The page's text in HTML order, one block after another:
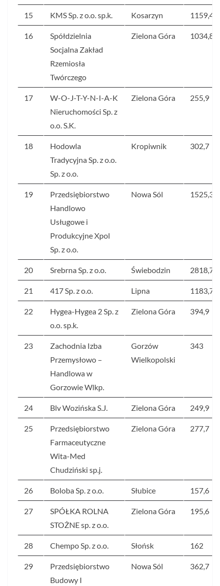
15 KMS Sp. z o.o. sp.k. Kosarzyn 1159,4
16
Spółdzielnia
Socjalna Zakład
Rzemiosła
Twórczego
Zielona Góra 1034,8
17
W-O-J-T-Y-N-I-A-K
Nieruchomości Sp. z
o.o. S.K.
Zielona Góra 255,9
18
Hodowla
Tradycyjna Sp. z o.o.
Sp. z o.o.
Kropiwnik 302,7
19
Przedsiębiorstwo
Handlowo
Usługowe i
Produkcyjne Xpol
Sp. z o.o.
Nowa Sól 1525,3
20 Srebrna Sp. z o.o. Świebodzin 2818,7
21 417 Sp. z o.o. Lipna 1183,7
22
Hygea-Hygea 2 Sp. z
o.o. sp.k.
Zielona Góra 394,9
23
Zachodnia Izba
Przemysłowo –
Handlowa w
Gorzowie Wlkp.
Gorzów
Wielkopolski
343
24 Blv Wozińska S.J. Zielona Góra 249,9
25
Przedsiębiorstwo
Farmaceutyczne
Wita-Med
Chudziński sp.j.
Zielona Góra 277,7
26 Boloba Sp. z o.o. Słubice 157,6
27
SPÓŁKA ROLNA
STOŻNE sp. z o.o.
Zielona Góra 195,6
28 Chempo Sp. z o.o. Słońsk 162
29
Przedsiębiorstwo
Budowy I
Nowa Sól 362,7